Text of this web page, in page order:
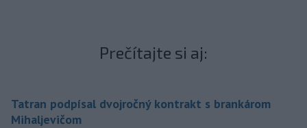
Prečítajte si aj:
Tatran podpísal dvojročný kontrakt s brankárom
Mihaljevičom